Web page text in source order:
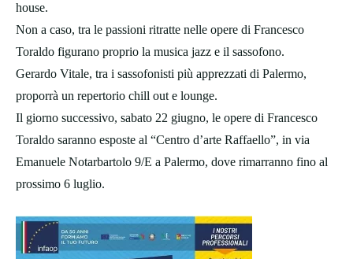
house.
Non a caso, tra le passioni ritratte nelle opere di Francesco
Toraldo figurano proprio la musica jazz e il sassofono.
Gerardo Vitale, tra i sassofonisti più apprezzati di Palermo,
proporrà un repertorio chill out e lounge.
Il giorno successivo, sabato 22 giugno, le opere di Francesco
Toraldo saranno esposte al “Centro d’arte Raffaello”, in via
Emanuele Notarbartolo 9/E a Palermo, dove rimarranno fino al
prossimo 6 luglio.